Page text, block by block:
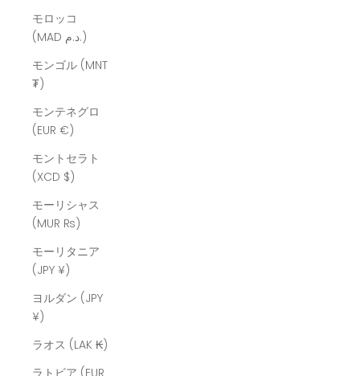
モロッコ
(MAD د.م.)
モンゴル (MNT
₮)
モンテネグロ
(EUR €)
モントセラト
(XCD $)
モーリシャス
(MUR ₨)
モーリタニア
(JPY ¥)
ヨルダン (JPY
¥)
ラオス (LAK ₭)